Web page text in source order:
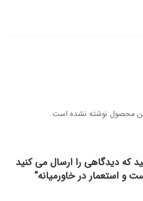
محصول نوشته نشده است.
که دیدگاهی را ارسال می کنید
و استعمار در خاورمیانه”